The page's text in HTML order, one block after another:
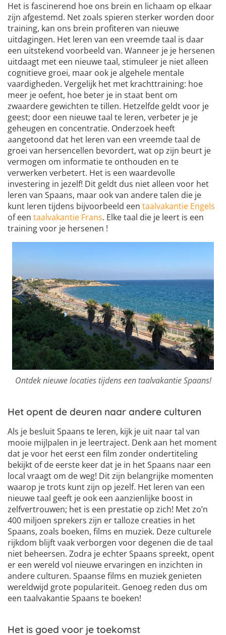
Het is fascinerend hoe ons brein en lichaam op elkaar
zijn afgestemd. Net zoals spieren sterker worden door
training, kan ons brein profiteren van nieuwe
uitdagingen. Het leren van een vreemde taal is daar
een uitstekend voorbeeld van. Wanneer je je hersenen
uitdaagt met een nieuwe taal, stimuleer je niet alleen
cognitieve groei, maar ook je algehele mentale
vaardigheden. Vergelijk het met krachttraining: hoe
meer je oefent, hoe beter je in staat bent om
zwaardere gewichten te tillen. Hetzelfde geldt voor je
geest; door een nieuwe taal te leren, verbeter je je
geheugen en concentratie. Onderzoek heeft
aangetoond dat het leren van een vreemde taal de
groei van hersencellen bevordert, wat op zijn beurt je
vermogen om informatie te onthouden en te
verwerken verbetert. Het is een waardevolle
investering in jezelf! Dit geldt dus niet alleen voor het
leren van Spaans, maar ook van andere talen die je
kunt leren tijdens bijvoorbeeld een taalvakantie Engels
of een taalvakantie Frans. Elke taal die je leert is een
training voor je hersenen !
Ontdek nieuwe locaties tijdens een taalvakantie Spaans!
Het opent de deuren naar andere culturen
Als je besluit Spaans te leren, kijk je uit naar tal van
mooie mijlpalen in je leertraject. Denk aan het moment
dat je voor het eerst een film zonder ondertiteling
bekijkt of de eerste keer dat je in het Spaans naar een
local vraagt om de weg! Dit zijn belangrijke momenten
waarop je trots kunt zijn op jezelf. Het leren van een
nieuwe taal geeft je ook een aanzienlijke boost in
zelfvertrouwen; het is een prestatie op zich! Met zo’n
400 miljoen sprekers zijn er talloze creaties in het
Spaans, zoals boeken, films en muziek. Deze culturele
rijkdom blijft vaak verborgen voor degenen die de taal
niet beheersen. Zodra je echter Spaans spreekt, opent
er een wereld vol nieuwe ervaringen en inzichten in
andere culturen. Spaanse films en muziek genieten
wereldwijd grote populariteit. Genoeg reden dus om
een taalvakantie Spaans te boeken!
Het is goed voor je toekomst